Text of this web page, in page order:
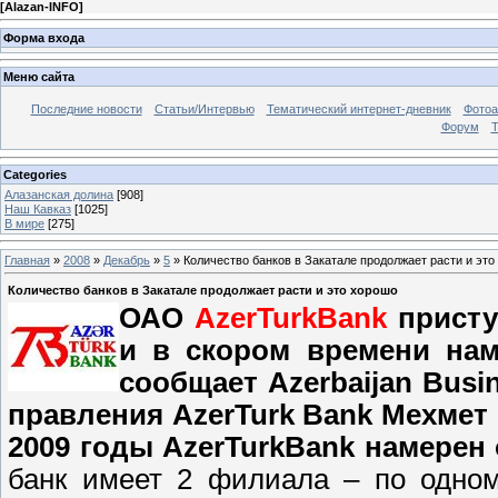
[Alazan-INFO]
Форма входа
Меню сайта
Последние новости Статьи/Интервью Тематический интернет-дневник
Форум
Categories
Алазанская долина [908]
Наш Кавказ [1025]
В мире [275]
Главная » 2008 » Декабрь » 5 » Количество банков в Закатале продолжает расти и
Количество банков в Закатале продолжает расти и это хорошо
ОАО AzerTurkBank
и в скором времени
сообщает Azerbaijan
правления AzerTurk Bank
2009 годы AzerTurkBank
банк имеет 2 филиала – по